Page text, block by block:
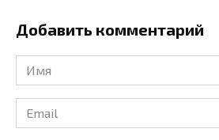
Добавить комментарий
Имя
*
Email
*